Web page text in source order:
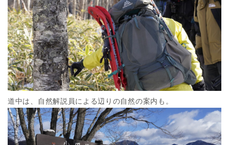
道中は、自然解説員による辺りの自然の案内も。